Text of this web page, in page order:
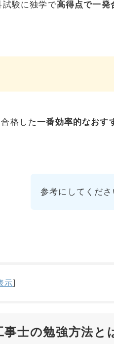
験に独学で高得点で一発
格した一番効率的なおす
参考にしてくださ
示]
士の勉強方法と